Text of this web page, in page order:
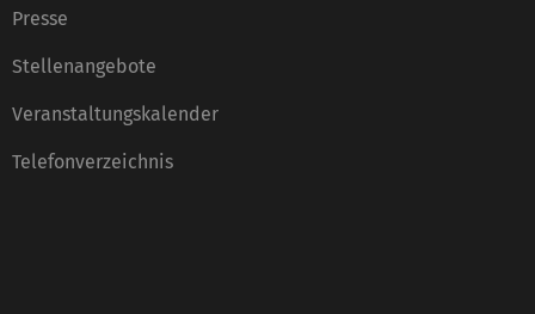
Presse
Stellenangebote
Veranstaltungskalender
Telefonverzeichnis